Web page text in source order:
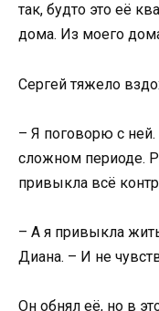
так, будто это её
дома. Из моего
Сергей тяжело
– Я поговорю с
сложном периоде.
привыкла всё
– А я привыкла
Диана. – И не
Он обнял её, но в